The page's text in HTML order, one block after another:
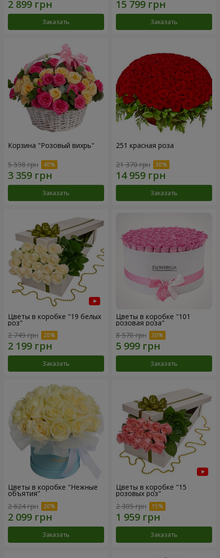
Заказать Заказать
Корзина "Розовый вихрь"
5 598 грн
Заказать
251 красная роза
21 370 грн
Заказать
Цветы в коробке "19 белых
роз"
2 749 грн
Заказать
Цветы в коробке "101
розовая роза"
8 570 грн
Заказать
Цветы в коробке "Нежные
объятия"
2 624 грн
Заказать
Цветы в коробке "15
розовых роз"
2 305 грн
Заказать